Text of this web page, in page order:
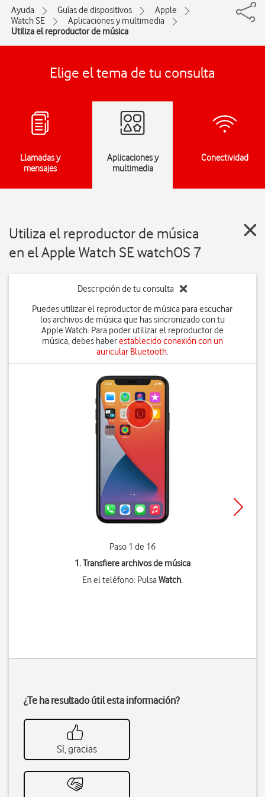
Ayuda Guías de dispositivos
Apple
Watch SE
Aplicaciones y multimedia
Utiliza el reproductor de música
Elige el tema de tu consulta
Llamadas y
mensajes
Aplicaciones y
multimedia
Conectividad
Utiliza el reproductor de música
en el Apple Watch SE watchOS 7
Descripción de tu consulta
Puedes utilizar el reproductor de música para escuchar
los archivos de música que has sincronizado con tu
Apple Watch. Para poder utilizar el reproductor de
música, debes haberestablecido conexión con un
auricular Bluetooth.
Paso 1 de 16
1. Transfiere archivos de música
En el teléfono: PulsaWatch.
¿Te ha resultado útil esta información?
Sí, gracias